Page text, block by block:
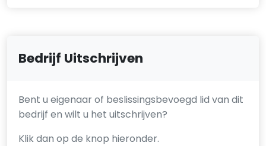
Bedrijf Uitschrijven
Bent u eigenaar of beslissingsbevoegd lid van dit
bedrijf en wilt u het uitschrijven?
Klik dan op de knop hieronder.